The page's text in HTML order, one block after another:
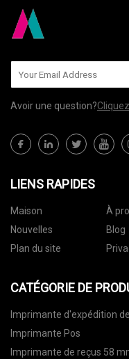
Avoir une question?
LIENS RAPIDES
Maison À
Nouvelles
Blog
Plan du site
CATÉGORIE DE
Imprimante d'expédition
pouces
Imprimante Pos
Imprimante de reçus 58